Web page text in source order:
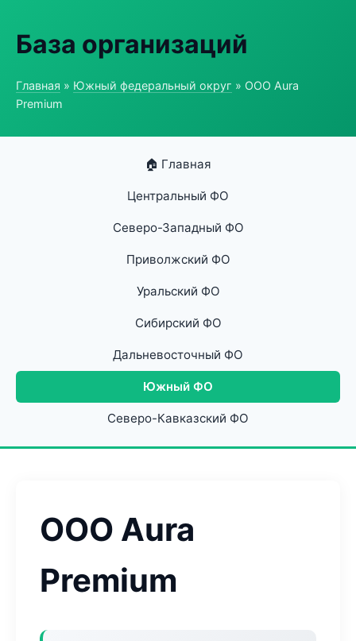
База организаций
Главная » Южный федеральный округ » ООО Aura
Premium
🏠 Главная
Центральный ФО
Северо-Западный ФО
Приволжский ФО
Уральский ФО
Сибирский ФО
Дальневосточный ФО
Южный ФО
Северо-Кавказский ФО
ООО Aura
Premium